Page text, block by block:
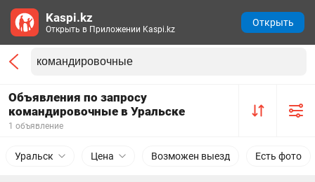
Объявления по запросу
командировочные в Уральске
1 объявление
Уральск Цена Возможен выезд Есть фото
Kaspi.kz
Открыть в Приложении Kaspi.kz
Открыть